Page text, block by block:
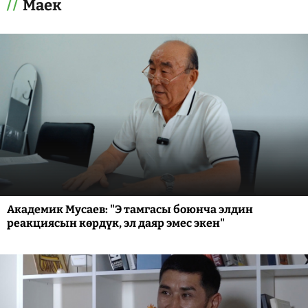
Маек
Академик Мусаев: "Э тамгасы боюнча элдин
реакциясын көрдүк, эл даяр эмес экен"